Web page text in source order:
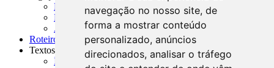
navegação no nosso site, de
forma a mostrar conteúdo
personalizado, anúncios
direcionados, analisar o tráfego
Links Úteis
Presidência da República
Agências Nacionais Reguladoras
Roteiros para Estudos
Textos
Índice de Textos